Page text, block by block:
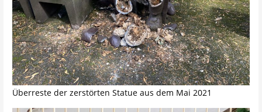
Überreste der zerstörten Statue aus dem Mai 2021